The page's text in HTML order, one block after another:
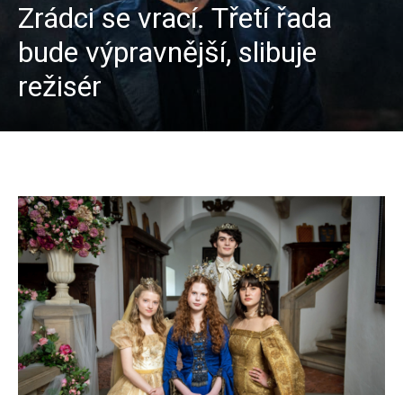
Zrádci se vrací. Třetí řada
bude výpravnější, slibuje
režisér